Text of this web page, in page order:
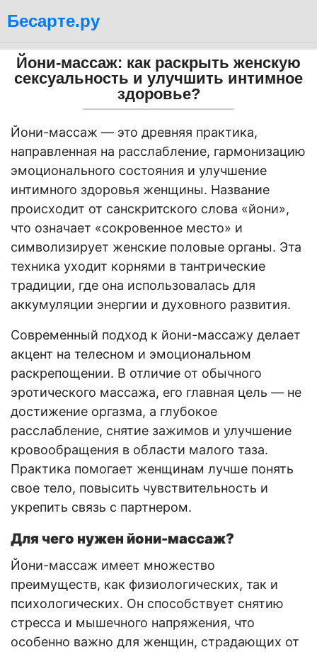
Бесарте.ру
Йони-массаж: как раскрыть женскую
сексуальность и улучшить интимное
здоровье?
Йони-массаж — это древняя практика,
направленная на расслабление, гармонизацию
эмоционального состояния и улучшение
интимного здоровья женщины. Название
происходит от санскритского слова «йони»,
что означает «сокровенное место» и
символизирует женские половые органы. Эта
техника уходит корнями в тантрические
традиции, где она использовалась для
аккумуляции энергии и духовного развития.
Современный подход к йони-массажу делает
акцент на телесном и эмоциональном
раскрепощении. В отличие от обычного
эротического массажа, его главная цель — не
достижение оргазма, а глубокое
расслабление, снятие зажимов и улучшение
кровообращения в области малого таза.
Практика помогает женщинам лучше понять
свое тело, повысить чувствительность и
укрепить связь с партнером.
Для чего нужен йони-массаж?
Йони-массаж имеет множество
преимуществ, как физиологических, так и
психологических. Он способствует снятию
стресса и мышечного напряжения, что
особенно важно для женщин, страдающих от